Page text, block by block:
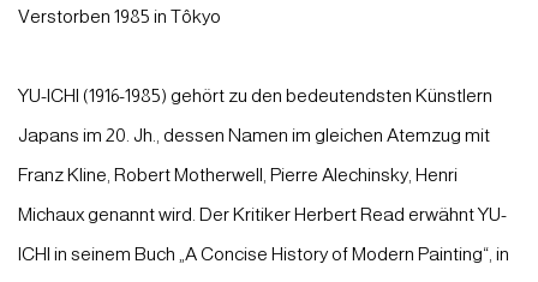
Verstorben 1985 in Tôkyo
YU-ICHI (1916-1985) gehört zu den bedeutendsten Künstlern
Japans im 20. Jh., dessen Namen im gleichen Atemzug mit
Franz Kline, Robert Motherwell, Pierre Alechinsky, Henri
Michaux genannt wird. Der Kritiker Herbert Read erwähnt YU-
ICHI in seinem Buch „A Concise History of Modern Painting“, in